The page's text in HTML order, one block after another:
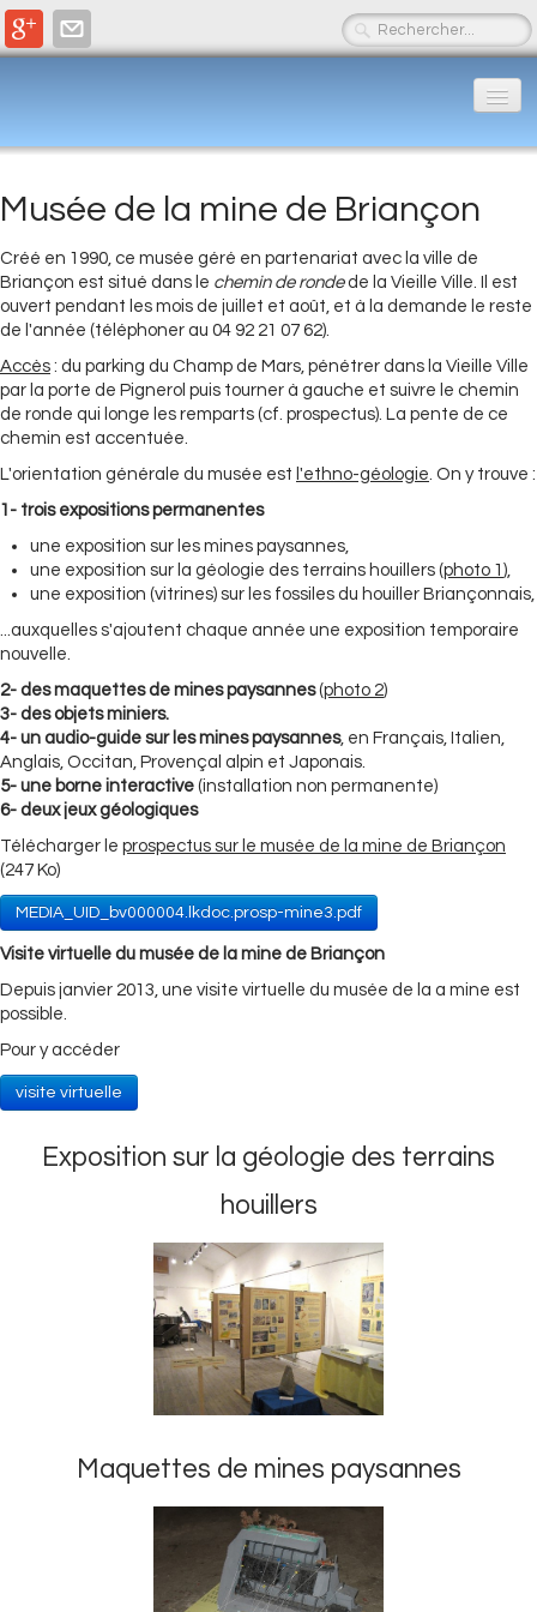
Accueil
Actualités
LES ROCHES ▼
L'EAU ▼
PRODUCTIONS SGMB ▼
Contacts et liens▼
Musée de la mine de Briançon
Créé en 1990, ce musée géré en partenariat avec la ville de
Briançon est situé dans le chemin de rondede la Vieille Ville. Il est
ouvert pendant les mois de juillet et août, et à la demande le reste
de l'année (téléphoner au 04 92 21 07 62).
Accès : du parking du Champ de Mars, pénétrer dans la Vieille Ville
par la porte de Pignerol puis tourner à gauche et suivre le chemin
de ronde qui longe les remparts (cf. prospectus). La pente de ce
chemin est accentuée.
L'orientation générale du musée est l'ethno-géologie. On y trouve :
1- trois expositions permanentes
une exposition sur les mines paysannes,
une exposition sur la géologie des terrains houillers (photo 1 ),
une exposition (vitrines) sur les fossiles du houiller Briançonnais,
...auxquelles s'ajoutent chaque année une exposition temporaire
nouvelle.
2- des maquettes de mines paysannes(photo 2)
3- des objets miniers.
4- un audio-guide sur les mines paysannes, en Français, Italien,
Anglais, Occitan, Provençal alpin et Japonais.
5- une borne interactive (installation non permanente)
6- deux jeux géologiques
Télécharger le prospectus sur le musée de la mine de Briançon
(247 Ko)
MEDIA_UID_bv000004.lkdoc.prosp-mine3.pdf
Visite virtuelle du musée de la mine de Briançon
Depuis janvier 2013, une visite virtuelle du musée de la a mine est
possible.
Pour y accéder
visite virtuelle
Exposition sur la géologie des terrains
houillers
Maquettes de mines paysannes